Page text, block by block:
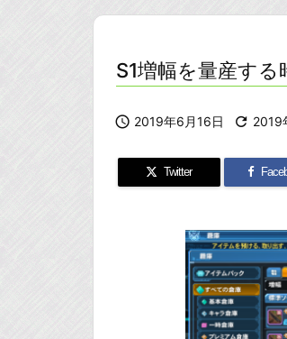
S1増幅を量産す
 2019年6月16日  2019
Twitter